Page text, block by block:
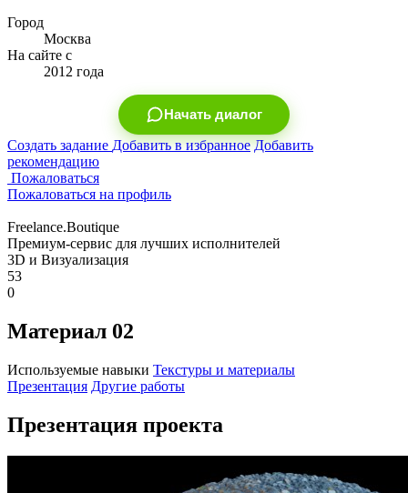
Город
Москва
На сайте с
2012 года
Начать диалог
Создать задание Добавить в избранное Добавить
рекомендацию
Пожаловаться
Пожаловаться на профиль
Freelance.Boutique
Премиум-сервис для лучших исполнителей
3D и Визуализация
53
0
Материал 02
Используемые навыки Текстуры и материалы
Презентация Другие работы
Презентация проекта